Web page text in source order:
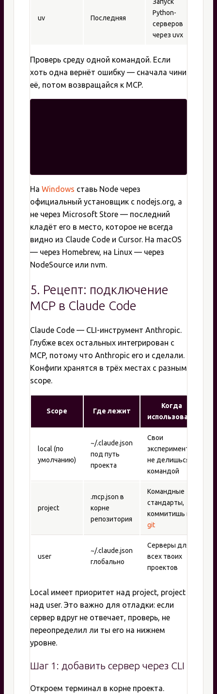
uv Последняя
Запуск
Python-
серверов
через uvx
Проверь среду одной командой. Если
хоть одна вернёт ошибку — сначала чини
её, потом возвращайся к MCP.
На Windows ставь Node через
официальный установщик с nodejs.org, а
не через Microsoft Store — последний
кладёт его в место, которое не всегда
видно из Claude Code и Cursor. На macOS
— через Homebrew, на Linux — через
NodeSource или nvm.
5. Рецепт: подключение
MCP в Claude Code
Claude Code — CLI-инструмент Anthropic.
Глубже всех остальных интегрирован с
MCP, потому что Anthropic его и сделали.
Конфиги хранятся в трёх местах с разным
scope.
Scope Где лежит
Когда
использовать
local (по
умолчанию)
~/.claude.json
под путь
проекта
Свои
эксперименты,
не делишься с
командой
project
.mcp.json в
корне
репозитория
Командные
стандарты,
коммитишь в
git
user
~/.claude.json
глобально
Серверы для
всех твоих
проектов
Local имеет приоритет над project, project
над user. Это важно для отладки: если
сервер вдруг не отвечает, проверь, не
переопределил ли ты его на нижнем
уровне.
Шаг 1: добавить сервер через CLI
Откроем терминал в корне проекта.